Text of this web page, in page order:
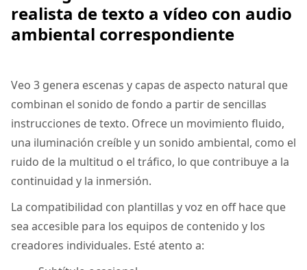
realista de texto a vídeo con audio
ambiental correspondiente
Veo 3 genera escenas y capas de aspecto natural que
combinan el sonido de fondo a partir de sencillas
instrucciones de texto. Ofrece un movimiento fluido,
una iluminación creíble y un sonido ambiental, como el
ruido de la multitud o el tráfico, lo que contribuye a la
continuidad y la inmersión.
La compatibilidad con plantillas y voz en off hace que
sea accesible para los equipos de contenido y los
creadores individuales. Esté atento a: